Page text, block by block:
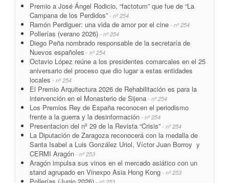
Premio a José Ángel Rodicio, “factotum” que fue de “La
Campana de los Perdidos” - nº 254
Ramón Perdiguer: una vida de amor por el cine - nº 254
Pollerías (verano 2026) - nº 254
Diego Peña nombrado responsable de la secretaría de
Nuevos españoles - nº 254
Octavio López reúne a los presidentes comarcales en el 25
aniversario del proceso que dio lugar a estas entidades
locales - nº 254
El Premio Arquitectura 2026 de Rehabilitación es para la
intervención en el Monasterio de Sijena - nº 254
Los Premios Rey de España reconocen el periodismo
frente a la guerra y la desinformación - nº 254
Presentacion del nº 29 de la Revista “Crisis” - nº 254
La Diputación de Zaragoza reconocerá con la medalla de
Santa Isabel a Luis González Uriol, Víctor Juan Borroy y
CERMI Aragón - nº 253
Aragón impulsa sus vinos en el mercado asiático con un
stand agrupado en Vinexpo Asia Hong Kong - nº 253
Pollerías (Junio 2026)